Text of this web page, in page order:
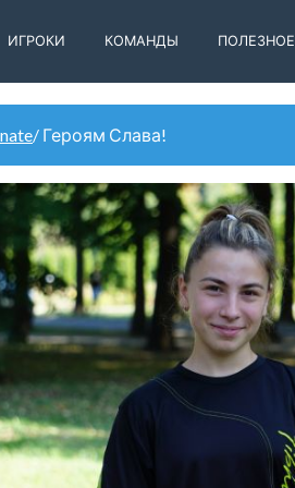
ИГРОКИ КОМАНДЫ ПОЛЕЗНОЕ
/ Героям Слава!